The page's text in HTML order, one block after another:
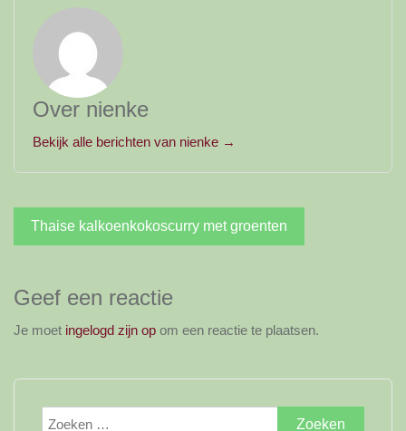
Over nienke
Bekijk alle berichten van nienke →
Bericht
navigatie
Thaise kalkoenkokoscurry met groenten
Geef een reactie
Je moet ingelogd zijn op om een reactie te plaatsen.
Zoeken